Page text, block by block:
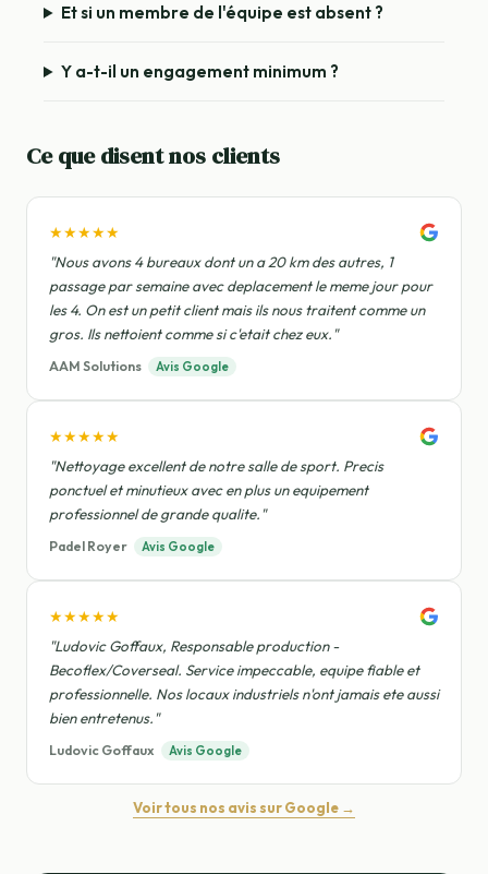
Et si un membre de l'équipe est absent ?
Y a-t-il un engagement minimum ?
Ce que disent nos clients
★★★★★
"Nous avons 4 bureaux dont un a 20 km des autres, 1
passage par semaine avec deplacement le meme jour pour
les 4. On est un petit client mais ils nous traitent comme un
gros. Ils nettoient comme si c'etait chez eux."
AAM Solutions Avis Google
★★★★★
"Nettoyage excellent de notre salle de sport. Precis
ponctuel et minutieux avec en plus un equipement
professionnel de grande qualite."
Padel Royer Avis Google
★★★★★
"Ludovic Goffaux, Responsable production -
Becoflex/Coverseal. Service impeccable, equipe fiable et
professionnelle. Nos locaux industriels n'ont jamais ete aussi
bien entretenus."
Ludovic Goffaux Avis Google
Voir tous nos avis sur Google →